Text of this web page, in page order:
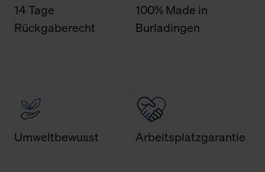
bisherigen Einstellungen und die damit verbundene
Verwendung der Cookies sowie die bis zum Zeitpunkt der
finden Sie in unserer Datenschutzerklärung.
14 Tage
Rückgaberecht
100% Made in
Burladingen
Umweltbewusst Arbeitsplatzgarantie